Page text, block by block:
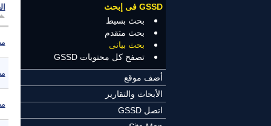
GSSD فى إبحث
بحث بسيط
بحث متقدم
بحث بيانى
تصفح كل محتويات GSSD
أضف موقع
الأبحاث والتقارير
اتصل GSSD